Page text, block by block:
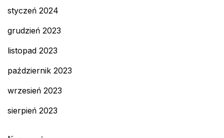
styczeń 2024
grudzień 2023
listopad 2023
październik 2023
wrzesień 2023
sierpień 2023